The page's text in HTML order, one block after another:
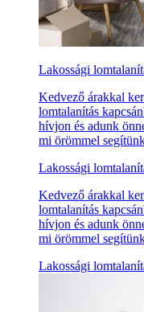
Lakossági
Kedvező árakkal
lomtalanítás
hívjon és adunk
mi örömmel
Lakossági
Kedvező árakkal
lomtalanítás
hívjon és adunk
mi örömmel
Lakossági